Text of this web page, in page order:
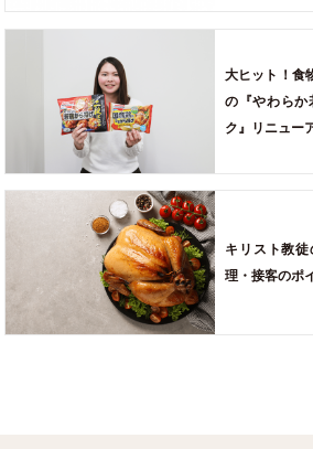
大ヒット！食
の『やわらか
ク』リニュー
キリスト教
理・接客のポ